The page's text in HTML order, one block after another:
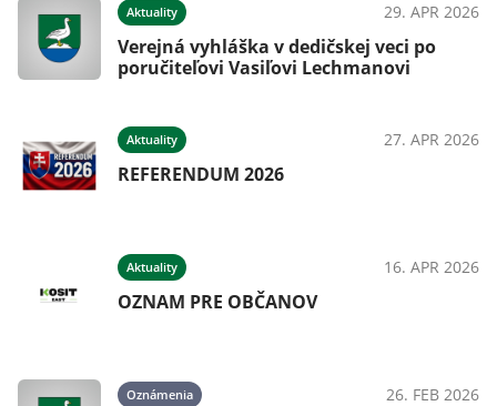
Aktuality 29. APR 2026
Verejná vyhláška v dedičskej veci po
poručiteľovi Vasiľovi Lechmanovi
Aktuality 27. APR 2026
REFERENDUM 2026
Aktuality 16. APR 2026
OZNAM PRE OBČANOV
Oznámenia 26. FEB 2026